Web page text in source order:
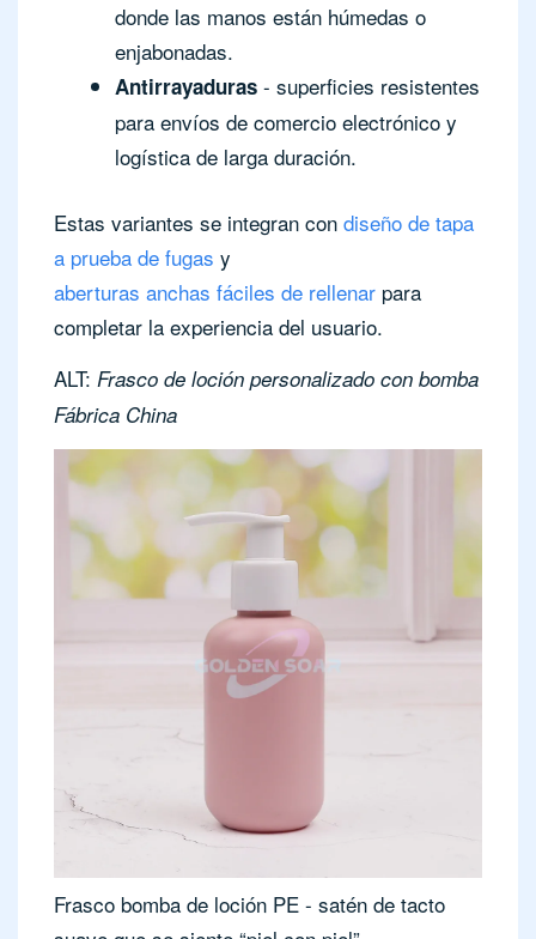
donde las manos están húmedas o
enjabonadas.
Antirrayaduras - superficies resistentes
para envíos de comercio electrónico y
logística de larga duración.
Estas variantes se integran con diseño de tapa
a prueba de fugas y
aberturas anchas fáciles de rellenar para
completar la experiencia del usuario.
ALT: Frasco de loción personalizado con bomba
Fábrica China
Frasco bomba de loción PE - satén de tacto